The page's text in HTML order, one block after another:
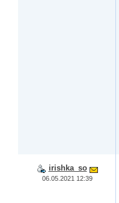
irishka_so
06.05.2021 12:39